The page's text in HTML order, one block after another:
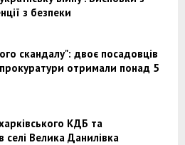
з безпеки
скандалу": двоє посадовців
отримали понад 5
КДБ та
селі Велика Данилівка